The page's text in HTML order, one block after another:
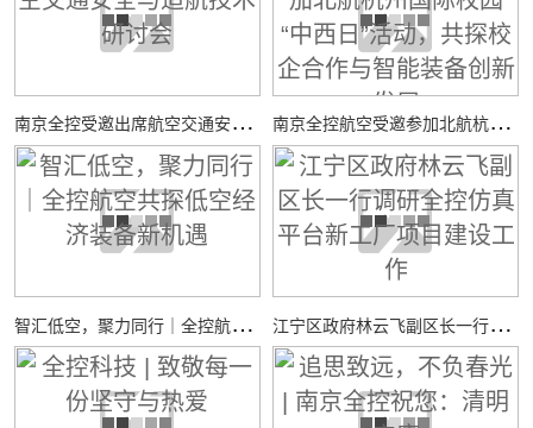
南
京全控受邀出席航空交通安全与适航技术研讨会 南
京全控航空受邀参加北航杭州国际校园“中西日”活动，共探校企合作与智能装备创新发展
智
汇低空，聚力同行｜全控航空共探低空经济装备新机遇 江
宁区政府林云飞副区长一行调研全控仿真平台新工厂项目建设工作